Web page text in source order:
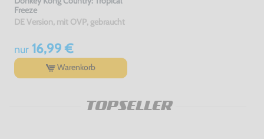
Freeze
DE Version, mit OVP, gebraucht
nur16,99 €
Warenkorb
TOPSELLER